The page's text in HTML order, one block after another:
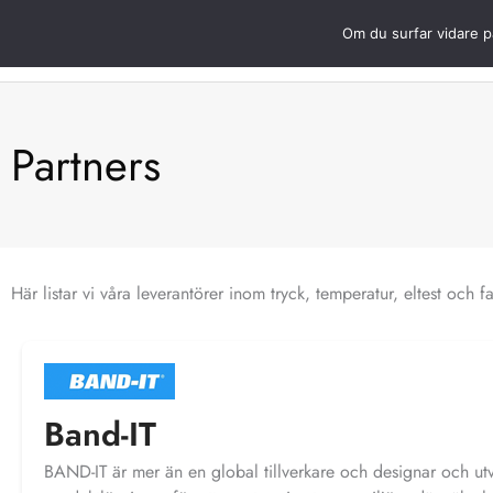
innehåll
Produkter ÖppnaOm oss
Partners
Här listar vi våra leverantörer inom tryck, temperatur, eltest och
Band-IT
BAND-IT är mer än en global tillverkare och designar och
Om du surfar vidare